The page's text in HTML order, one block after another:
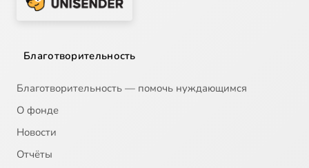
Благотворительность
Благотворительность — помочь нуждающимся
О фонде
Новости
Отчёты